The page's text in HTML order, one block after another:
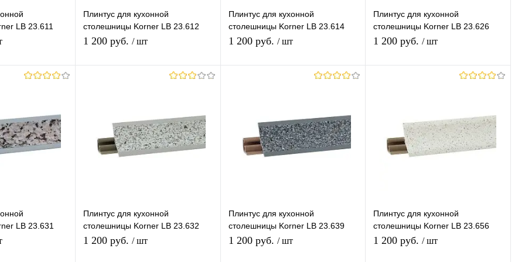
Длина (Ваш Выбор)
3050mm 4100mm
LB 23.611
сравнению
В наличии
Плинтус для кухонной
столешницы Korner LB 23.612
Хром
1 200 руб. / шт
сравнению
В избранное В наличии
Плинтус для кухонной
столешницы Korner LB 23.614
Камешек Гриджио
1 200 руб. / шт
сравнению
В избранное В наличии
Плинтус для кухонной
столешницы Korner LB 23.626
Мрамор Каррара
1 200 руб./ шт
сравнению
В избранное В наличии
LB 23.631
Плинтус для кухонной
столешницы Korner LB 23.632
Гранит светлый
1 200 руб. / шт
Плинтус для кухонной
столешницы Korner LB 23.639
Темный Гранит
1 200 руб. / шт
Плинтус для кухонной
столешницы Korner LB 23.656
Песок Светлый
1 200 руб./ шт